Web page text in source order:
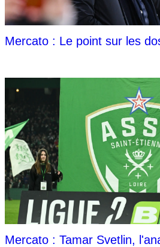
Mercato : Le point sur les
Mercato : Tamar Svetlin,